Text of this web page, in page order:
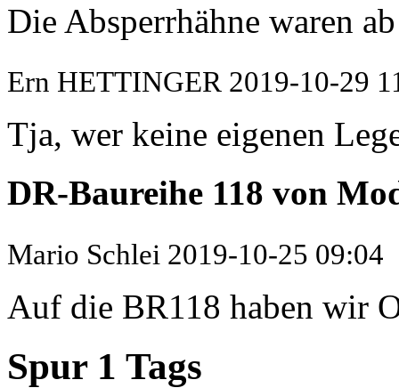
Die Absperrhähne waren
Ern HETTINGER 2019-10-29
Tja, wer keine eigenen
DR-Baureihe 118 von
Mario Schlei 2019-10-25 09:04
Auf die BR118 haben wir
Spur 1 Tags